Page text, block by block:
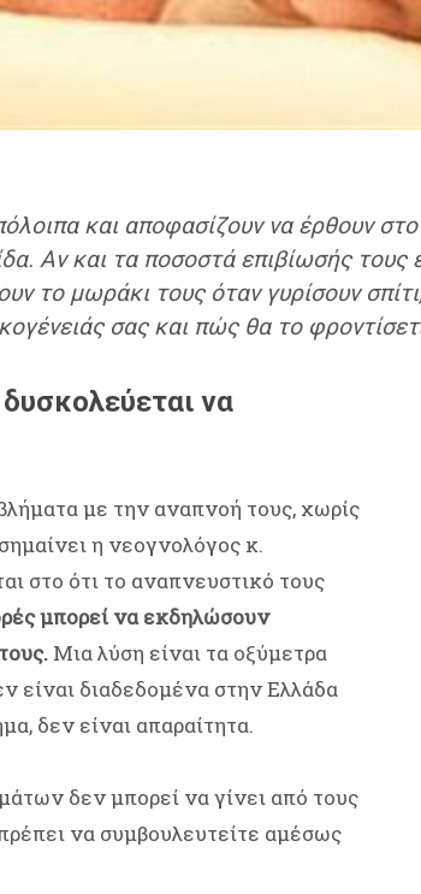
και αποφασίζουν να έρθουν
Αν και τα ποσοστά επιβίωσής τους
το μωράκι τους όταν γυρίσουν
σας και πώς θα το
να
με την αναπνοή τους, χωρίς
η νεογνολόγος κ.
στο ότι το αναπνευστικό τους
μπορεί να εκδηλώσουν
Μια λύση είναι τα οξύμετρα
είναι διαδεδομένα στην Ελλάδα
δεν είναι απαραίτητα.
δεν μπορεί να γίνει από τους
να συμβουλευτείτε αμέσως